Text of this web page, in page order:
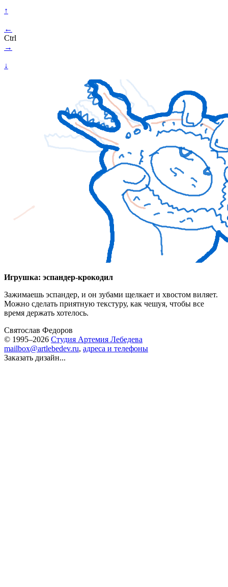
↑
←
Ctrl
→
↓
Игрушка: эспандер-крокодил
Зажимаешь эспандер, и он зубами щелкает и хвостом виляет.
Можно сделать приятную текстуру, как чешуя, чтобы все
время держать хотелось.
Святослав Федоров
© 1995–2026 Студия Артемия Лебедева
mailbox@artlebedev.ru, адреса и телефоны
Заказать дизайн...